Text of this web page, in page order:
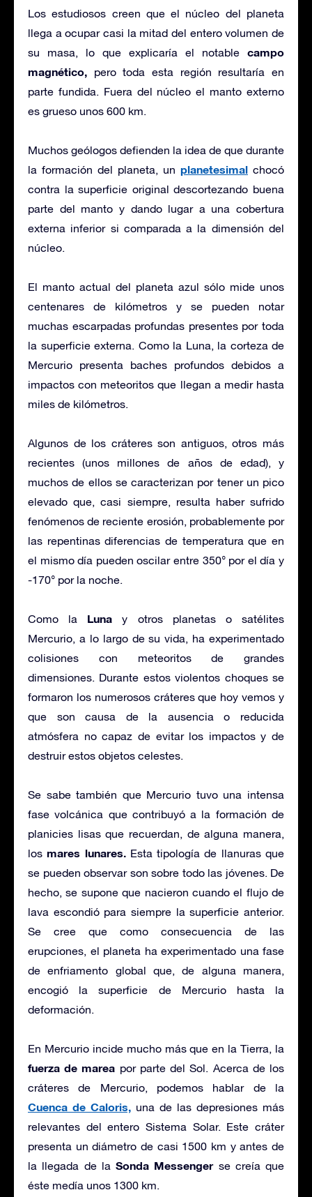
Los estudiosos creen que el núcleo del planeta
llega a ocupar casi la mitad del entero volumen de
su masa, lo que explicaría el notable campo
magnético, pero toda esta región resultaría en
parte fundida. Fuera del núcleo el manto externo
es grueso unos 600 km.
Muchos geólogos defienden la idea de que durante
la formación del planeta, un planetesimal chocó
contra la superficie original descortezando buena
parte del manto y dando lugar a una cobertura
externa inferior si comparada a la dimensión del
núcleo.
El manto actual del planeta azul sólo mide unos
centenares de kilómetros y se pueden notar
muchas escarpadas profundas presentes por toda
la superficie externa. Como la Luna, la corteza de
Mercurio presenta baches profundos debidos a
impactos con meteoritos que llegan a medir hasta
miles de kilómetros.
Algunos de los cráteres son antiguos, otros más
recientes (unos millones de años de edad), y
muchos de ellos se caracterizan por tener un pico
elevado que, casi siempre, resulta haber sufrido
fenómenos de reciente erosión, probablemente por
las repentinas diferencias de temperatura que en
el mismo día pueden oscilar entre 350° por el día y
-170° por la noche.
Como la Luna y otros planetas o satélites
Mercurio, a lo largo de su vida, ha experimentado
colisiones con meteoritos de grandes
dimensiones. Durante estos violentos choques se
formaron los numerosos cráteres que hoy vemos y
que son causa de la ausencia o reducida
atmósfera no capaz de evitar los impactos y de
destruir estos objetos celestes.
Se sabe también que Mercurio tuvo una intensa
fase volcánica que contribuyó a la formación de
planicies lisas que recuerdan, de alguna manera,
los mares lunares.Esta tipología de llanuras que
se pueden observar son sobre todo las jóvenes. De
hecho, se supone que nacieron cuando el flujo de
lava escondió para siempre la superficie anterior.
Se cree que como consecuencia de las
erupciones, el planeta ha experimentado una fase
de enfriamento global que, de alguna manera,
encogió la superficie de Mercurio hasta la
deformación.
En Mercurio incide mucho más que en la Tierra, la
fuerza de marea por parte del Sol. Acerca de los
cráteres de Mercurio, podemos hablar de la
Cuenca de Caloris, una de las depresiones más
relevantes del entero Sistema Solar. Este cráter
presenta un diámetro de casi 1500 km y antes de
la llegada de la Sonda Messengerse creía que
éste medía unos 1300 km.